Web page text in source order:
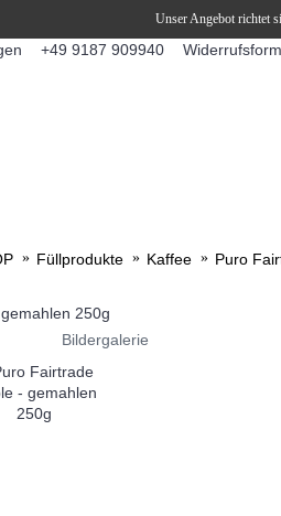
Unser Angebot richtet
+49 9187 909940
Füllprodukte Kaffee Puro
Bildergalerie